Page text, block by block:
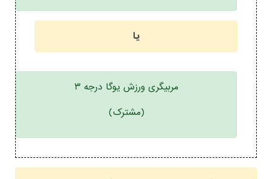
یا
مربیگری ورزش یوگا درجه ۳
(مشترک)